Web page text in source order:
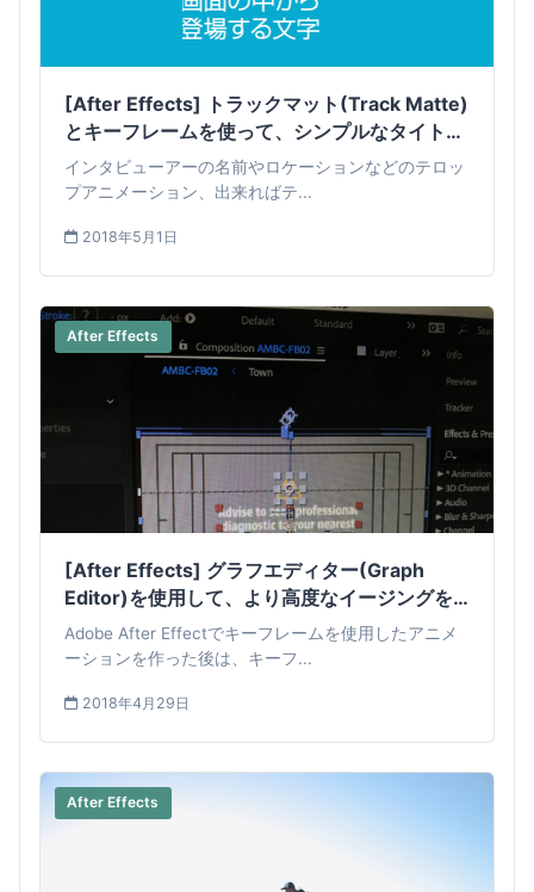
[After Effects] トラックマット(Track Matte)
とキーフレームを使って、シンプルなタイトル
を作ってみよう！
インタビューアーの名前やロケーションなどのテロッ
プアニメーション、出来ればテ...
2018年5月1日
After Effects
[After Effects] グラフエディター(Graph
Editor)を使用して、より高度なイージングを
作ってみよう！
Adobe After Effectでキーフレームを使用したアニメ
ーションを作った後は、キーフ...
2018年4月29日
After Effects